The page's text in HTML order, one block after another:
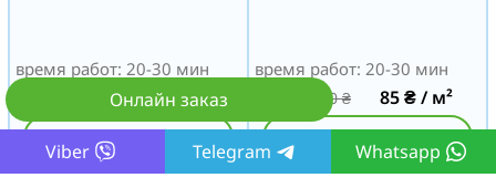
Онлайн заказ
Viber Telegram Whatsapp
время работ: 20-30 мин
₴ 85₴ / м²
В корзину
время работ: 20-30 мин
120₴ 85₴/ м²